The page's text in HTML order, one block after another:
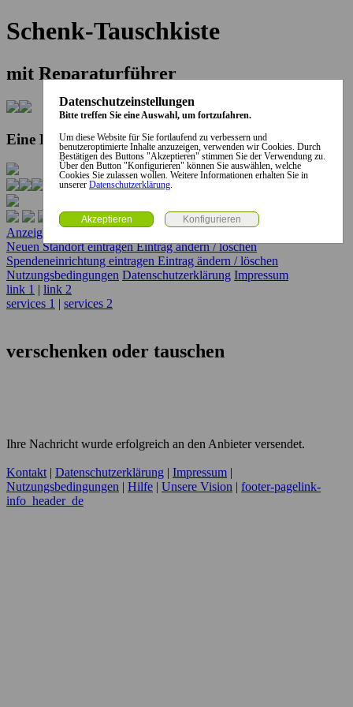
Schenk-Tauschkiste
mit Reparaturführer
Eine Kooperation der Stadt und des Landkreises...
Anzeige erstellen
Neuen Standort eintragenEintrag ändern / löschen
Spendeneinrichtung eintragen Eintrag ändern / löschen
Nutzungsbedingungen Datenschutzerklärung Impressum
link 1 | link 2
services 1 | services 2
verschenken oder tauschen
Ihre Nachricht wurde erfolgreich an den Anbieter versendet.
Kontakt| Datenschutzerklärung Impressum
Nutzungsbedingungen
Hilfe Unsere Vision
footer-pagelink-
info_header_de
Datenschutzeinstellungen
Bitte treffen Sie eine Auswahl, um fortzufahren.
Um diese Website für Sie fortlaufend zu verbessern und
benutzeroptimierte Inhalte anzuzeigen, verwenden wir Cookies. Durch
Bestätigen des Buttons "Akzeptieren" stimmen Sie der Verwendung zu.
Über den Button "Konfigurieren" können Sie auswählen, welche
Cookies Sie zulassen wollen. Weitere Informationen erhalten Sie in
unserer Datenschutzerklärung.